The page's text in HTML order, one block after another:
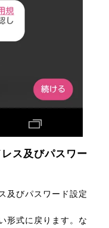
ス及びパスワー
及びパスワード設定
形式に戻ります。な